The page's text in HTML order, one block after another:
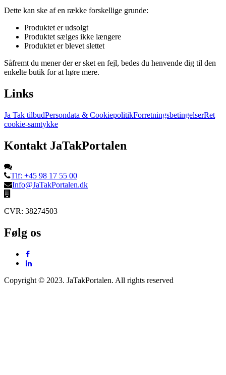
Dette kan ske af en række forskellige grunde:
Produktet er udsolgt
Produktet sælges ikke længere
Produktet er blevet slettet
Såfremt du mener der er sket en fejl, bedes du henvende dig til den
enkelte butik for at høre mere.
Links
Ja Tak tilbudPersondata & CookiepolitikForretningsbetingelserRet
cookie-samtykke
Kontakt JaTakPortalen
Tlf: +45 98 17 55 00
Info@JaTakPortalen.dk
CVR: 38274503
Følg os
Copyright © 2023. JaTakPortalen. All rights reserved